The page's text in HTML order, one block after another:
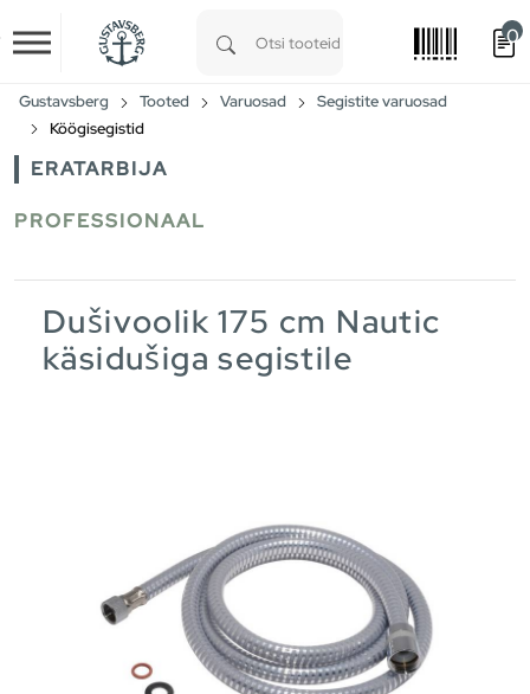
Skip to main content
0
Gustavsberg Tooted Varuosad
Segistite varuosad
Köögisegistid
ERATARBIJA
PROFESSIONAAL
Dušivoolik 175 cm Nautic
käsidušiga segistile